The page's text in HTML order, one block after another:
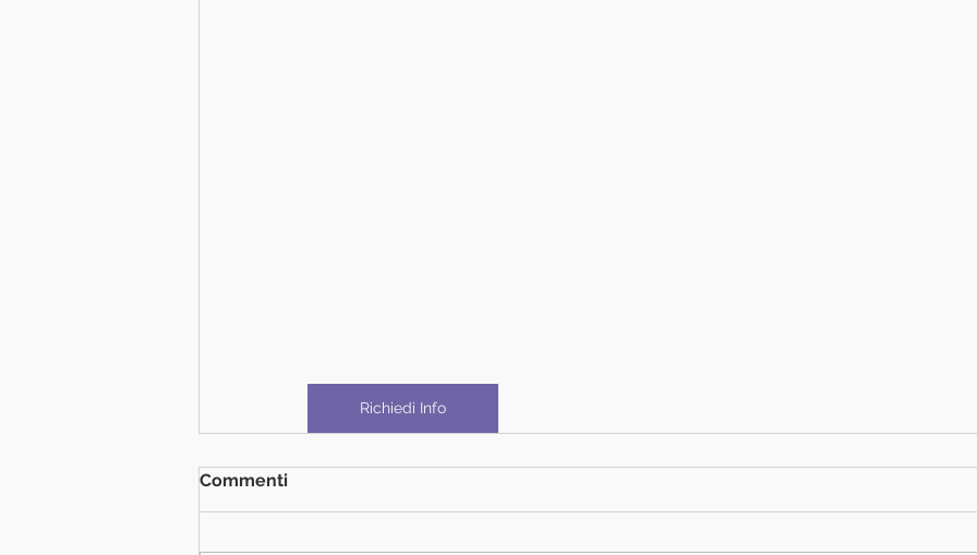
Richiedi Info
Commenti